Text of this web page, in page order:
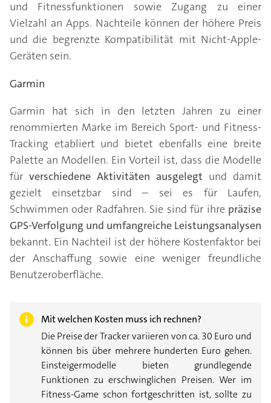
und Fitnessfunktionen sowie Zugang zu einer
Vielzahl an Apps. Nachteile können der höhere Preis
und die begrenzte Kompatibilität mit Nicht-Apple-
Geräten sein.
Garmin
Garmin hat sich in den letzten Jahren zu einer
renommierten Marke im Bereich Sport- und Fitness-
Tracking etabliert und bietet ebenfalls eine breite
Palette an Modellen. Ein Vorteil ist, dass die Modelle
für verschiedene Aktivitäten ausgelegt und damit
gezielt einsetzbar sind – sei es für Laufen,
Schwimmen oder Radfahren. Sie sind für ihre präzise
GPS-Verfolgung und umfangreiche Leistungsanalysen
bekannt. Ein Nachteil ist der höhere Kostenfaktor bei
der Anschaffung sowie eine weniger freundliche
Benutzeroberfläche.
Mit welchen Kosten muss ich rechnen?
Die Preise der Tracker variieren von ca. 30 Euro und
können bis über mehrere hunderten Euro gehen.
Einsteigermodelle bieten grundlegende
Funktionen zu erschwinglichen Preisen. Wer im
Fitness-Game schon fortgeschritten ist, sollte zu